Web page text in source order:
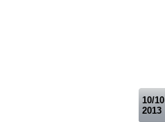
10/10
2013